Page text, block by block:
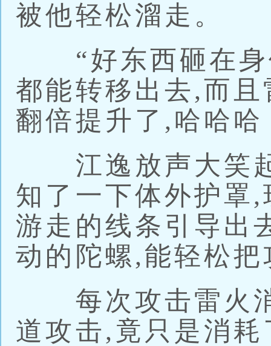
被他轻松溜走。
“好东西砸在身
都能转移出去,而
翻倍提升了,哈哈哈
江逸放声大笑起
知了一下体外护罩
游走的线条引导出
动的陀螺,能轻松
每次攻击雷火消
道攻击,竟只是消